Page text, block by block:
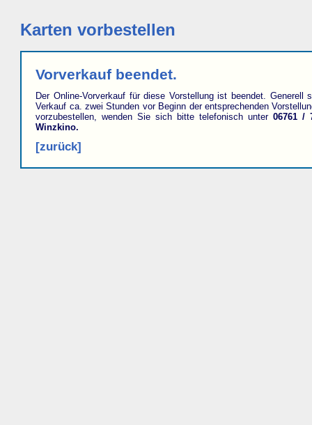
Karten vorbestellen
Vorverkauf beendet.
Der Online-Vorverkauf für diese Vorstellung ist beendet. Generell
Verkauf ca. zwei Stunden vor Beginn der entsprechenden
vorzubestellen, wenden Sie sich bitte telefonisch unter06761 /
Winzkino.
[zurück]